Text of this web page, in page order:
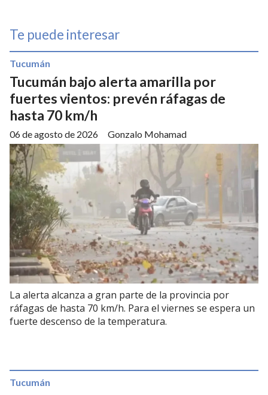
Te puede interesar
Tucumán bajo alerta amarilla por
fuertes vientos: prevén ráfagas de
hasta 70 km/h
Gonzalo Mohamad
Tucumán
06 de agosto de 2026
La alerta alcanza a gran parte de la provincia por
ráfagas de hasta 70 km/h. Para el viernes se espera un
fuerte descenso de la temperatura.
Tucumán